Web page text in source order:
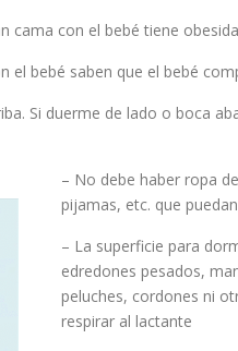
cama con el bebé tiene
bebé saben que el bebé
Si duerme de lado o boca
– No debe haber ropa
pijamas, etc. que
– La superficie para
edredones pesados,
peluches, cordones ni
respirar al lactante